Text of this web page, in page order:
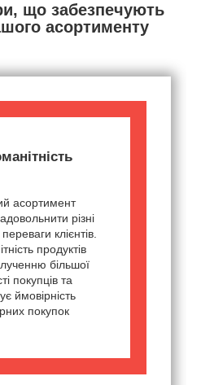
що забезпечують
асортименту
асортимент
різні
клієнтів.
продуктів
більшої
покупців та
ймовірність
покупок